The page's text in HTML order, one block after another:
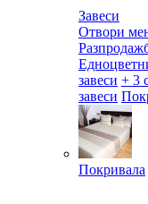
Завеси
Отвори
завеси + 3
завеси
Покривала